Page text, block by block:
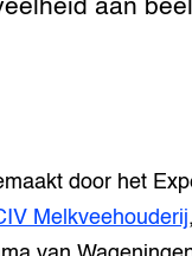
aan
door het
Melkveehouderij